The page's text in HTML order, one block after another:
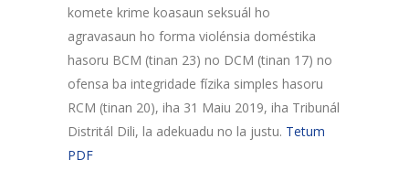
komete krime koasaun seksuál ho
agravasaun ho forma violénsia doméstika
hasoru BCM (tinan 23) no DCM (tinan 17) no
ofensa ba integridade fízika simples hasoru
RCM (tinan 20), iha 31 Maiu 2019, iha Tribunál
Distritál Dili, la adekuadu no la justu. Tetum
PDF